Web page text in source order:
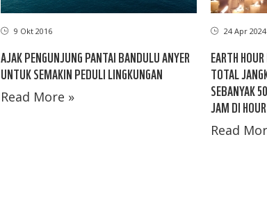
9 Okt 2016
AJAK PENGUNJUNG PANTAI BANDULU ANYER
UNTUK SEMAKIN PEDULI LINGKUNGAN
Read More »
24 Apr 2024
EARTH
TOTAL
SEBANYAK
JAM DI
Read